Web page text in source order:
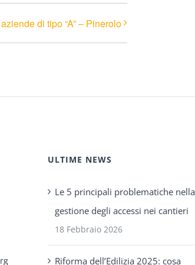
di tipo “A” – Pinerolo
ULTIME NEWS
Le 5 principali problematiche nella
gestione degli accessi nei cantieri
18 Febbraio 2026
Riforma dell’Edilizia 2025: cosa